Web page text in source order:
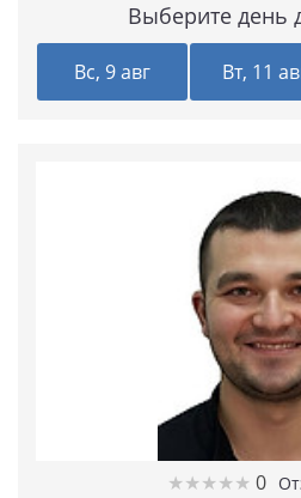
Выберите день
Вс, 9 авг Вт, 11
★★★★★
★★★★★ 0